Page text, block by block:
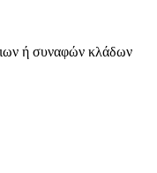
ή συναφών κλάδων